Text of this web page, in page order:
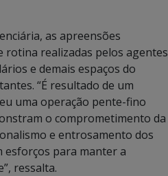
as apreensões
rotina realizadas pelos agentes
e demais espaços do
“É resultado de um
uma operação pente-fino
o comprometimento da
e entrosamento dos
esforços para manter a
ressalta.